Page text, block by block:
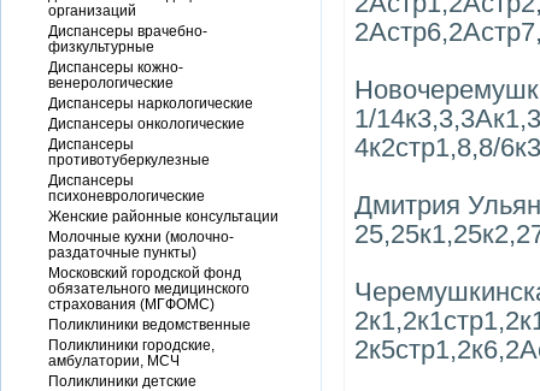
1/
4к2стр1,8,8/
Дмитрия
организаций
Диспансеры врачебно-
физкультурные
Диспансеры кожно-
венерологические
Диспансеры наркологические
Диспансеры онкологические
Диспансеры
противотуберкулезные
Диспансеры
психоневрологические
Женские районные консультации
Молочные кухни (молочно-
раздаточные пункты)
Московский городской фонд
обязательного медицинского
страхования (МГФОМС)
Поликлиники ведомственные
Поликлиники городские,
амбулатории, МСЧ
Поликлиники детские